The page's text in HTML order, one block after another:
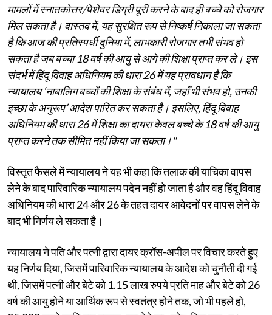
मामलों में स्नातकोत्तर/पेशेवर डिग्री पूरी करने के बाद ही बच्चे को रोजगार
मिल सकता है। वास्तव में, यह सुरक्षित रूप से निष्कर्ष निकाला जा सकता
है कि आज की प्रतिस्पर्धी दुनिया में, लाभकारी रोजगार तभी संभव हो
सकता है जब बच्चा 18 वर्ष की आयु से आगे की शिक्षा प्राप्त कर ले। इस
संदर्भ में हिंदू विवाह अधिनियम की धारा 26 में यह प्रावधान है कि
न्यायालय ‘नाबालिग बच्चों की शिक्षा के संबंध में, जहाँ भी संभव हो, उनकी
इच्छा के अनुरूप’ आदेश पारित कर सकता है। इसलिए, हिंदू विवाह
अधिनियम की धारा 26 में शिक्षा का दायरा केवल बच्चे के 18 वर्ष की आयु
प्राप्त करने तक सीमित नहीं किया जा सकता।"
विस्तृत फैसले में न्यायालय ने यह भी कहा कि तलाक की याचिका वापस
लेने के बाद पारिवारिक न्यायालय पदेन नहीं हो जाता है और वह हिंदू विवाह
अधिनियम की धारा 24 और 26 के तहत दायर आवेदनों पर वापस लेने के
बाद भी निर्णय ले सकता है।
न्यायालय ने पति और पत्नी द्वारा दायर क्रॉस-अपील पर विचार करते हुए
यह निर्णय दिया, जिसमें पारिवारिक न्यायालय के आदेश को चुनौती दी गई
थी, जिसमें पत्नी और बेटे को 1.15 लाख रुपये प्रति माह और बेटे को 26
वर्ष की आयु होने या आर्थिक रूप से स्वतंत्र होने तक, जो भी पहले हो,